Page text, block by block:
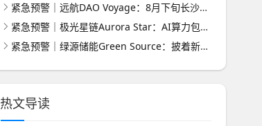
紧急预警｜远航DAO Voyage：8月下旬长沙启动大会，旧盘团队平移，RWA+大宗商品包装——又是庞氏滚盘的老剧本
紧急预警｜极光星链Aurora Star：AI算力包装下的快盘骗局，认购即入坑
紧急预警｜绿源储能Green Source：披着新能源外衣的庞氏传销盘，8月千人大会就是收割信号
热文导读